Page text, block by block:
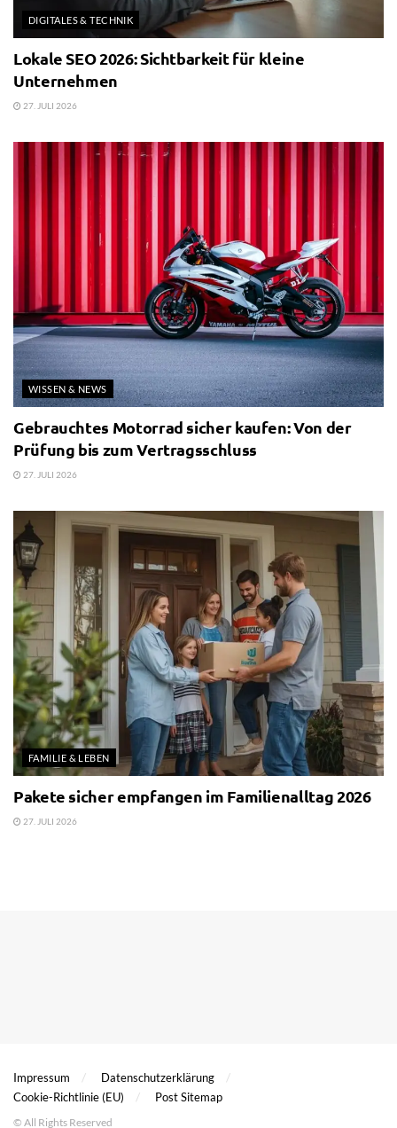
DIGITALES & TECHNIK
Lokale SEO 2026: Sichtbarkeit für kleine
Unternehmen
27. JULI 2026
WISSEN & NEWS
Gebrauchtes Motorrad sicher kaufen: Von der
Prüfung bis zum Vertragsschluss
27. JULI 2026
FAMILIE & LEBEN
Pakete sicher empfangen im Familienalltag 2026
27. JULI 2026
Impressum
Datenschutzerklärung
Cookie-Richtlinie (EU)
Post Sitemap
© All Rights Reserved